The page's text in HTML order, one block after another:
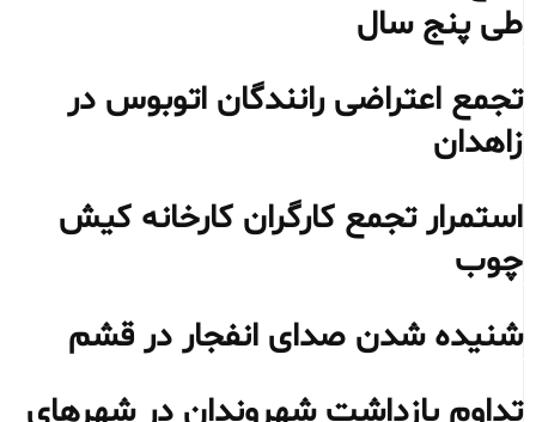
طی پنج سال
تجمع اعتراضی رانندگان اتوبوس در
زاهدان
استمرار تجمع کارگران کارخانه کیش
چوب
شنیده شدن صدای انفجار در قشم
تداوم بازداشت شهروندان در شهرهای